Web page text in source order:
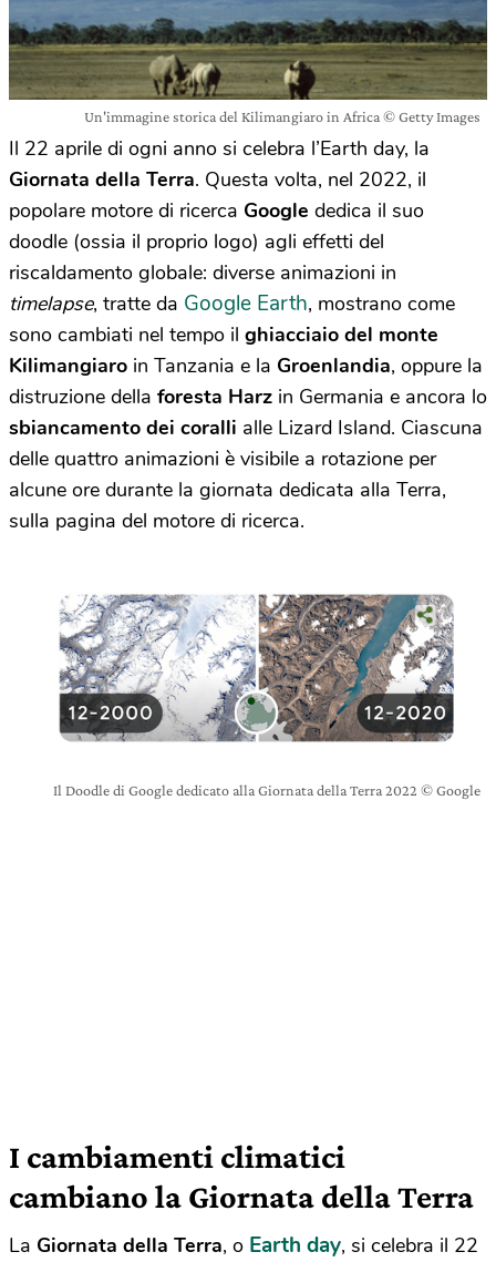
Un'immagine storica del Kilimangiaro in Africa © Getty Images
Il 22 aprile di ogni anno si celebra l’Earth day, la
Giornata della Terra. Questa volta, nel 2022, il
popolare motore di ricerca Google dedica il suo
doodle (ossia il proprio logo) agli effetti del
riscaldamento globale: diverse animazioni in
timelapse, tratte da Google Earth, mostrano come
sono cambiati nel tempo il ghiacciaio del monte
Kilimangiaro in Tanzania e la Groenlandia, oppure la
distruzione della foresta Harz in Germania e ancora lo
sbiancamento dei coralli alle Lizard Island. Ciascuna
delle quattro animazioni è visibile a rotazione per
alcune ore durante la giornata dedicata alla Terra,
sulla pagina del motore di ricerca.
Il Doodle di Google dedicato alla Giornata della Terra 2022 © Google
I cambiamenti climatici
cambiano la Giornata della Terra
La Giornata della Terra, o Earth day, si celebra il 22